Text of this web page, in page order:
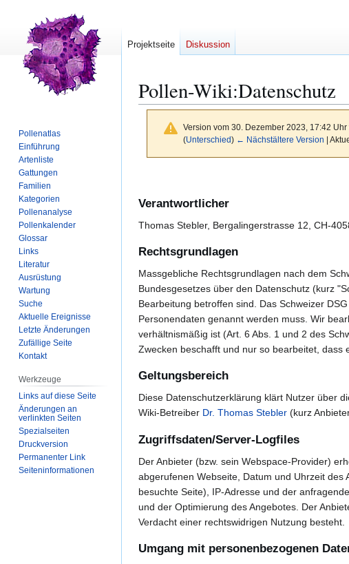
Pollen-Wiki:Datenschutz
Version vom 30. Dezember 2023, 17:42 Uhr
(Unterschied) ← Nächstältere Version |
springen
springen
Verantwortlicher
Thomas Stebler, Bergalingerstrasse 12, CH-
Rechtsgrundlagen
Massgebliche Rechtsgrundlagen nach dem
Bundesgesetzes über den Datenschutz (kurz
Bearbeitung betroffen sind. Das Schweizer
Personendaten genannt werden muss. Wir
verhältnismäßig ist (Art. 6 Abs. 1 und 2 des
Zwecken beschafft und nur so bearbeitet, dass
Geltungsbereich
Diese Datenschutzerklärung klärt Nutzer über
Wiki-Betreiber Dr. Thomas Stebler (kurz
Zugriffsdaten/Server-Logfiles
Der Anbieter (bzw. sein Webspace-Provider)
abgerufenen Webseite, Datum und Uhrzeit
besuchte Seite), IP-Adresse und der
und der Optimierung des Angebotes. Der
Verdacht einer rechtswidrigen Nutzung besteht.
Umgang mit personenbezogenen
Projektseite Diskussion
Pollenatlas
Einführung
Artenliste
Gattungen
Familien
Kategorien
Pollenanalyse
Pollenkalender
Glossar
Links
Literatur
Ausrüstung
Wartung
Suche
Aktuelle Ereignisse
Letzte Änderungen
Zufällige Seite
Kontakt
Werkzeuge
Links auf diese Seite
Änderungen an
verlinkten Seiten
Spezialseiten
Druckversion
Permanenter Link
Seiten­­informationen